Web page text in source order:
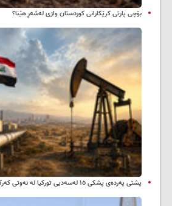
بۆچی پارتی کرێکارانی کوردستان وازی لەشەڕ هێنا؟
پشتی پەردەی پشکی ١٥ لەسەدیی تورکیا لە نەوتی کەرکووک